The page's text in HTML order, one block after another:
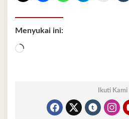
Menyukai ini:
Memuat...
Ikuti Kami